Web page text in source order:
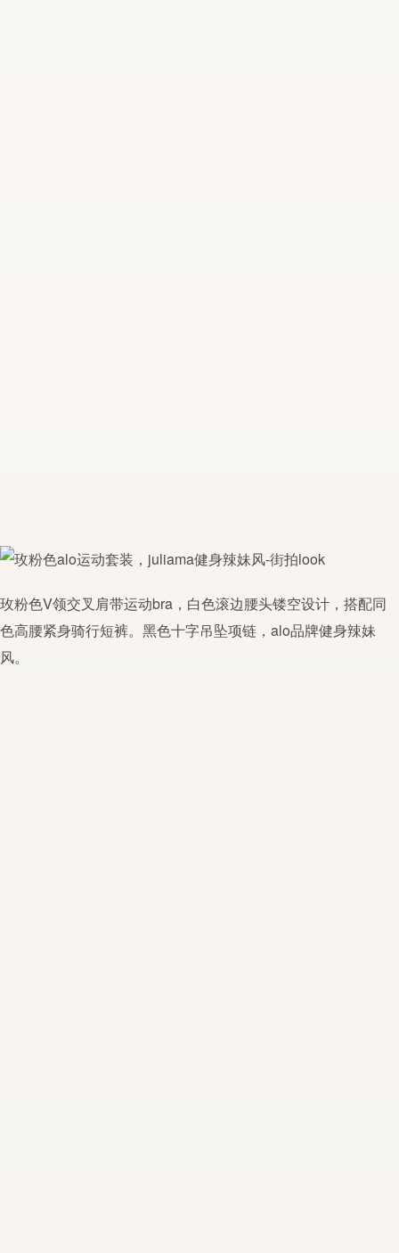
玫粉色V领交叉肩带运动bra，白色滚边腰头镂空设计，搭配同
色高腰紧身骑行短裤。黑色十字吊坠项链， alo品牌健身辣妹
风。